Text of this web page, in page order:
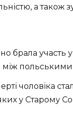
а
брала участь
чоловіка
у Старому